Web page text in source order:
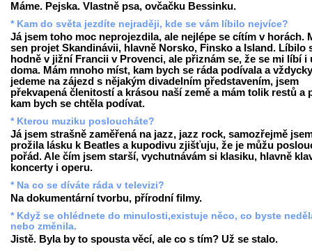
Máme. Pejska. Vlastně psa, ovčačku Bessinku.
* Kam do světa jezdíte nejraději, kde se vám líbilo nejvíce?
Já jsem toho moc neprojezdila, ale nejlépe se cítím v horách.
sen projet Skandinávii, hlavně Norsko, Finsko a Island. Líbilo
hodně v jižní Francii v Provenci, ale přiznám se, že se mi líbí i
doma. Mám mnoho míst, kam bych se ráda podívala a
jedeme na zájezd s nějakým divadelním představením, jsem
překvapená členitostí a krásou naší země a mám tolik restů a
kam bych se chtěla podívat.
* Kterou muziku posloucháte?
Já jsem strašně zaměřená na jazz, jazz rock, samozřejmě
prožila lásku k Beatles a kupodivu zjišťuju, že je můžu
pořád. Ale čím jsem starší, vychutnávám si klasiku, hlavně
koncerty i operu.
* Na co se díváte ráda v televizi?
Na dokumentární tvorbu, přírodní filmy.
* Když se ohlédnete do minulosti,existuje něco, co byste
nebo změnila.
Jistě. Byla by to spousta věcí, ale co s tím? Už se stalo.